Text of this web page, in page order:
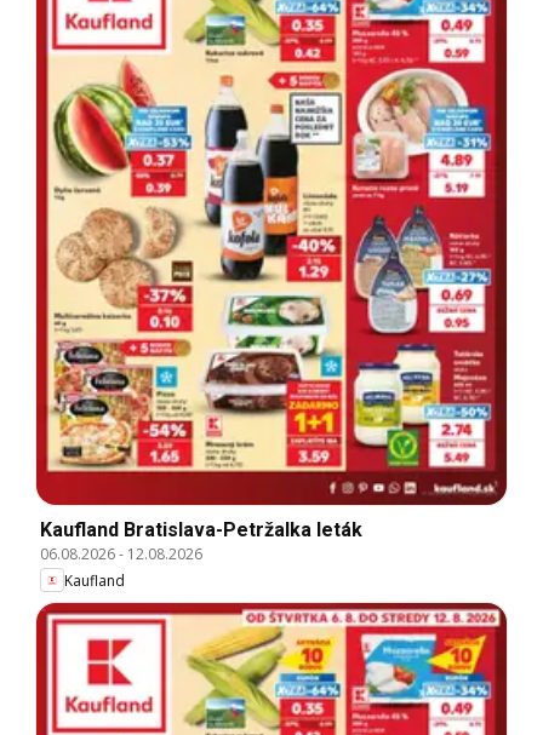
Kaufland Bratislava-Petržalka leták
06.08.2026- 12.08.2026
Kaufland